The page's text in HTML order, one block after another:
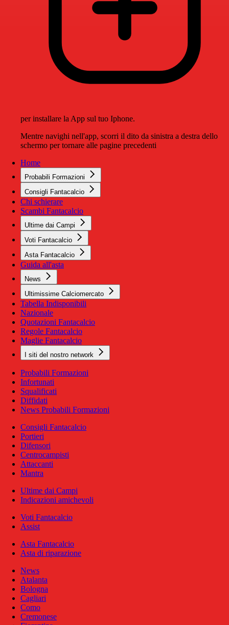
per installare la App sul tuo Iphone.
Mentre navighi nell'app, scorri il dito da sinistra a destra dello
schermo per tornare alle pagine precedenti
Home
Probabili Formazioni
Consigli Fantacalcio
Chi schierare
Scambi Fantacalcio
Ultime dai Campi
Voti Fantacalcio
Asta Fantacalcio
Guida all'asta
News
Ultimissime Calciomercato
Tabella Indisponibili
Nazionale
Quotazioni Fantacalcio
Regole Fantacalcio
Maglie Fantacalcio
I siti del nostro network
Probabili Formazioni
Infortunati
Squalificati
Diffidati
News Probabili Formazioni
Consigli Fantacalcio
Portieri
Difensori
Centrocampisti
Attaccanti
Mantra
Ultime dai Campi
Indicazioni amichevoli
Voti Fantacalcio
Assist
Asta Fantacalcio
Asta di riparazione
News
Atalanta
Bologna
Cagliari
Como
Cremonese